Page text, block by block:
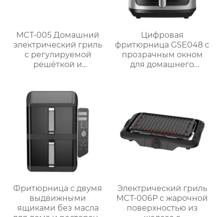
MCT-005 Домашний
электрический гриль
с регулируемой
решёткой и
Цифровая
фритюрница GSE048 с
прозрачным окном
для домашнего
Фритюрница с двумя
выдвижными
ящиками без масла
Электрический гриль
MCT-006P с жарочной
поверхностью из